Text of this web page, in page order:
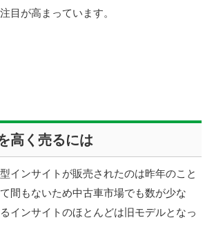
目が高まっています。
高く売るには
インサイトが販売されたのは昨年のこと
間もないため中古車市場でも数が少な
インサイトのほとんどは旧モデルとなっ